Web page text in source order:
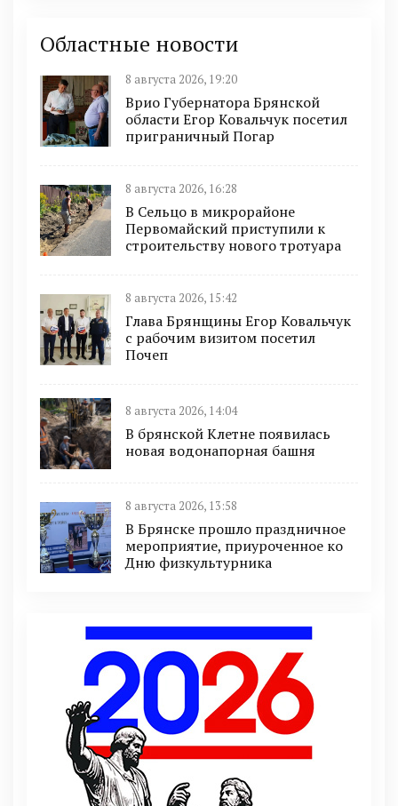
Областные новости
8 августа 2026, 19:20
Врио Губернатора Брянской
области Егор Ковальчук посетил
приграничный Погар
8 августа 2026, 16:28
В Сельцо в микрорайоне
Первомайский приступили к
строительству нового тротуара
8 августа 2026, 15:42
Глава Брянщины Егор Ковальчук
с рабочим визитом посетил
Почеп
8 августа 2026, 14:04
В брянской Клетне появилась
новая водонапорная башня
8 августа 2026, 13:58
В Брянске прошло праздничное
мероприятие, приуроченное ко
Дню физкультурника